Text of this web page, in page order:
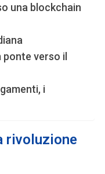
una blockchain
ponte verso il
i
rivoluzione